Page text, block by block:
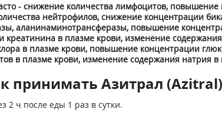
- снижение количества лимфоцитов,
нейтрофилов, снижение концентрации
аланинаминотрансферазы, повышение
в плазме крови, изменение
в плазме крови, повышение концентрации
в плазме крови, изменение содержания натрия в
принимать Азитрал (Azitral)
2 ч после еды 1 раз в сутки.